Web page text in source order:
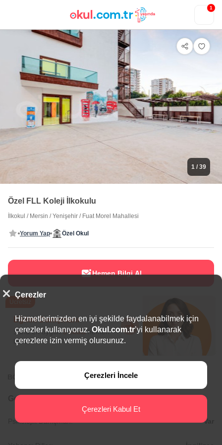
1
1 / 39
Özel FLL Koleji İlkokulu
İlkokul / Mersin /Yenişehir / Fuat Morel Mahallesi
Yorum Yap Özel Okul
Hemen Bilgi Al
Eğitim Danışmanı
Sana en uygun5 okuluhemen
bulalım.
BÖLGEDE ÖNE ÇIKAN OKULLAR
Genel Bilgiler
Psikolojik Danışman: Var
Çerezler
Hizmetlerimizden en iyi şekilde faydalanabilmek için
çerezler kullanıyoruz. Okul.com.tr’yi kullanarak
çerezlere izin vermiş olursunuz.
Çerezleri İncele
Çerezleri Kabul Et